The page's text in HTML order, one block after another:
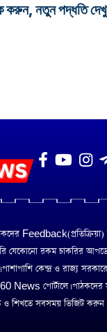
করুন, নতুন পদ্ধতি
Feedback(প্রতিক্রিয়া)
যেকোনো রকম চাকরির
পাশাপাশি কেন্দ্র ও রাজ্য
News পোর্টালে। পাঠকদের
ও শিখতে সবসময় ভিজিট